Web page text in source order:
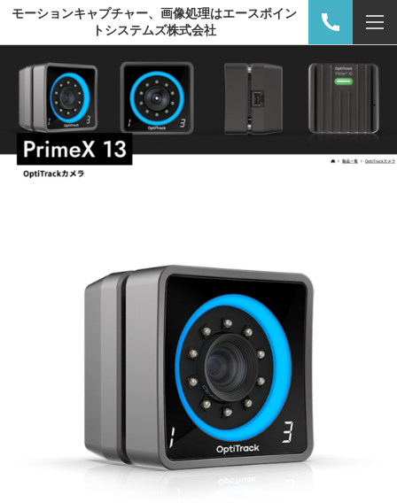
モーションキャプチャー、画像処理はエースポイン
トシステムズ株式会社